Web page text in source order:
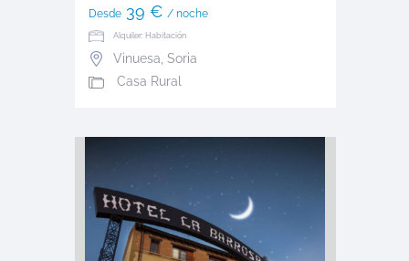
Desde39 € / noche
Alquiler: Habitación
Vinuesa Soria
Casa Rural